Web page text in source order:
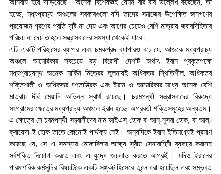
অনিবার্য হয়ে দাঁড়িয়েছে। অনেক বিশেষজ্ঞই যেমন বার বার উল্লেখ করেছেন, তা
হচ্ছে, মধ্যপ্রাচ্য অঞ্চলের সরকারগুলো যদি তাদের সমাজের উপেক্ষিত জনগণের
প্রয়োজন পূরণের প্রতি দৃষ্টি না দেয় এবং আগের চেয়েও বেশি মাত্রায় জবাবদিহিতার
পরিচয় না দেয় তাহলে সন্ত্রাসবাদের সমস্যা থেকেই যাবে।
এটি একটি পরিহাসের ব্যাপার এবং চমকপ্রদ ব্যাপারও বটে যে, আজকে মধ্যপ্রাচ্য
অঞ্চলে আমেরিকার সবচেয়ে বড় বিরোধী দেশটি অর্থাৎ ইরান প্রকৃতপক্ষে
মধ্যপ্রাচ্যস্থ অনেক মার্কিন মিত্রের তুলনায়ই অধিকতর স্থিতিশীল, অধিকতর
শক্তিশালী ও অধিকতর গণতান্ত্রিক এবং ইরান ও আমেরিকার মধ্যে অনেক বেশি
মাত্রায় দীর্ঘ মেয়াদি অভিন্ন স্বার্থ রয়েছে। চরমপন্থী সন্ত্রাসবাদের বিরুদ্ধে
সংগ্রামের ক্ষেত্রে মধ্যপ্রাচ্য অঞ্চলে ইরান হচ্ছে অগ্রবর্তী শক্তিসমূহের অন্যতম।
এ ক্ষেত্রে সে চরমপন্থী সন্ত্রাসীদের নাম আইএস্ হোক বা আন্-নুসরা হোক, বা আল্-
ক্বায়েদা-ই হোক তাতে কোনোই পার্থক্য নেই। অন্যদিকে ইরান ইতিমধ্যেই প্রমাণ
করেছে যে, সে এ সমস্যার মোকাবিলার লক্ষ্যে স্বীয় সেনাবাহিনী ব্যবহার করাসহ
সর্বশক্তি নিয়োগ করতে এবং এ যুদ্ধে জয়লাভ করতে আগ্রহী। যদিও ইরানের
পারমাণবিক কর্মসূচির বিষয়টিকে একটি সঙ্কট হিসেবে তুলে ধরা হয়েছিল এবং সম্ভবত